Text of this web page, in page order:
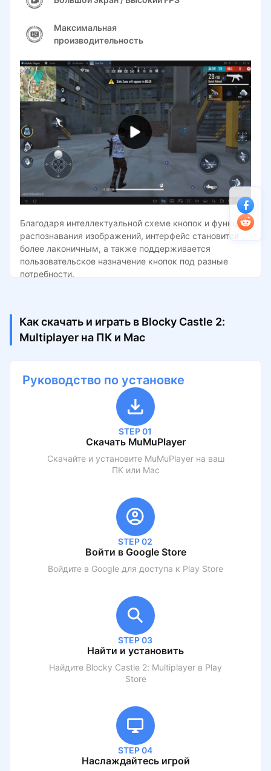
Максимальная
производительность
Благодаря интеллектуальной схеме кнопок и функции
распознавания изображений, интерфейс становится
более лаконичным, а также поддерживается
пользовательское назначение кнопок под разные
потребности.
Как скачать и играть в Blocky Castle 2:
Multiplayer на ПК и Mac
Руководство по установке
STEP 01
Скачать MuMuPlayer
Скачайте и установите MuMuPlayer на ваш
ПК или Mac
STEP 02
Войти в Google Store
Войдите в Google для доступа к Play Store
STEP 03
Найти и установить
Найдите Blocky Castle 2: Multiplayer в Play
Store
STEP 04
Наслаждайтесь игрой